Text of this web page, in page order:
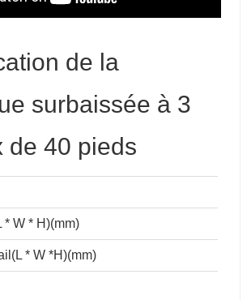
de la
surbaissée à 3
de 40 pieds
* W * H)(mm)
* W *H)(mm)